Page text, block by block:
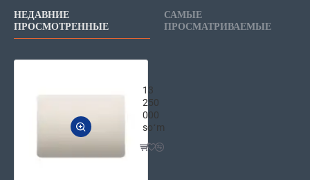
НЕДАВНИЕ
ПРОСМОТРЕННЫЕ
САМЫЕ
ПРОСМАТРИВАЕМЫЕ
13
250
000
soʻm